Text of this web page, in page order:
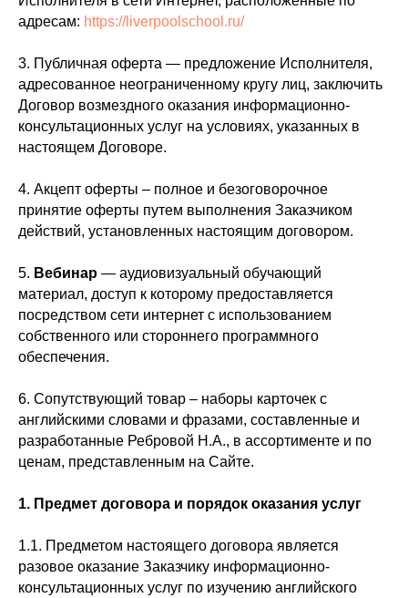
адресам: https://liverpoolschool.ru/
3. Публичная оферта — предложение Исполнителя,
адресованное неограниченному кругу лиц, заключить
Договор возмездного оказания информационно-
консультационных услуг на условиях, указанных в
настоящем Договоре.
4. Акцепт оферты – полное и безоговорочное
принятие оферты путем выполнения Заказчиком
действий, установленных настоящим договором.
5. Вебинар — аудиовизуальный обучающий
материал, доступ к которому предоставляется
посредством сети интернет с использованием
собственного или стороннего программного
обеспечения.
6. Сопутствующий товар – наборы карточек с
английскими словами и фразами, составленные и
разработанные Ребровой Н.А., в ассортименте и по
ценам, представленным на Сайте.
1. Предмет договора и порядок оказания услуг
1.1. Предметом настоящего договора является
разовое оказание Заказчику информационно-
консультационных услуг по изучению английского